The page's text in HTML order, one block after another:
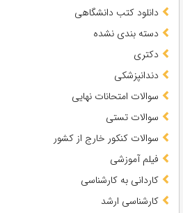
دانلود کتب دانشگاهی
دسته بندی نشده
دکتری
دندانپزشکی
سوالات امتحانات نهایی
سوالات تستی
سوالات کنکور خارج از کشور
فیلم آموزشی
کاردانی به کارشناسی
کارشناسی ارشد